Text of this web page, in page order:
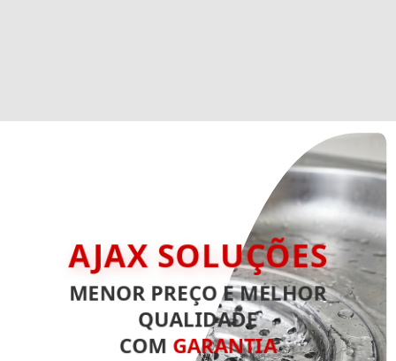
AJAX SOLUÇÕES
MENOR PREÇO E MELHOR
QUALIDADE
COM GARANTIA